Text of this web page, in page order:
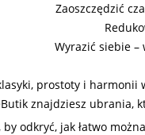
Zaoszczędzić
Wyrazić siebie
prostoty i
znajdziesz ubrania,
odkryć, jak łatwo